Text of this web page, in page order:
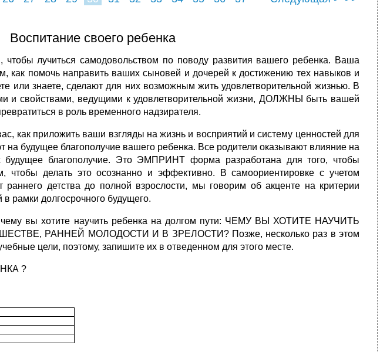
Воспитание своего ребенка
лучиться самодовольством по поводу развития вашего ребенка. Ваша
как помочь направить ваших сыновей и дочерей к достижению тех навыков и
или знаете, сделают для них возможным жить удовлетворительной жизнью. В
и свойствами, ведущими к удовлетворительной жизни, ДОЛЖНЫ быть вашей
в роль временного надзирателя.
приложить ваши взгляды на жизнь и восприятий и систему ценностей для
будущее благополучие вашего ребенка. Все родители оказывают влияние на
будущее благополучие. Это ЭМПРИНТ форма разработана для того, чтобы
чтобы делать это осознанно и эффективно. В самоориентировке с учетом
детства до полной взрослости, мы говорим об акценте на критерии
долгосрочного будущего.
чему вы хотите научить ребенка на долгом пути: ЧЕМУ ВЫ ХОТИТЕ НАУЧИТЬ
РАННЕЙ МОЛОДОСТИ И В ЗРЕЛОСТИ? Позже, несколько раз в этом
цели, поэтому, запишите их в отведенном для этого месте.
?